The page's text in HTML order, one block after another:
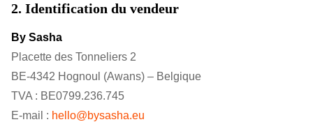
2. Identification du vendeur
By Sasha
Placette des Tonneliers 2
BE-4342 Hognoul (Awans) – Belgique
TVA : BE0799.236.745
E-mail : hello@bysasha.eu